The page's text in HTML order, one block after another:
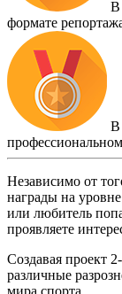
В
формате
В
Независимо от
награды на
или любитель
проявляете
Создавая проект
различные
мира спорта.